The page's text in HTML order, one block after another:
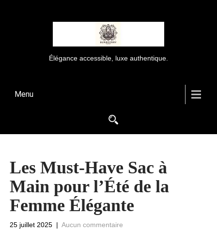
Élégance accessible, luxe authentique.
Menu
Les Must-Have Sac à
Main pour l’Été de la
Femme Élégante
25 juillet 2025 | Aucun commentaire